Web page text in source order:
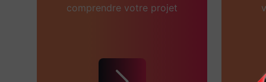
comprendre votre projet